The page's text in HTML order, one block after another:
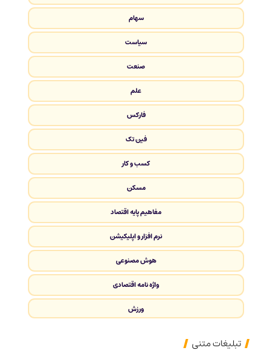
سهام
سیاست
صنعت
علم
فارکس
فین تک
کسب و کار
مسکن
مفاهیم پایه اقتصاد
نرم افزار و اپلیکیشن
هوش مصنوعی
واژه نامه اقتصادی
ورزش
تبلیغات متنی